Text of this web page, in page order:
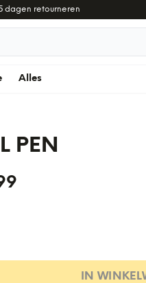
dagen retourneren
Alles
PEN
IN